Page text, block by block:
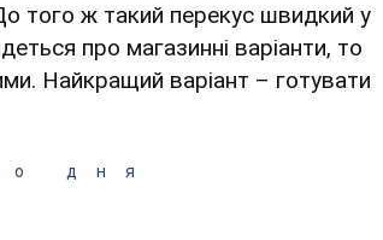
того ж такий перекус швидкий у
про магазинні варіанти, то
Найкращий варіант – готувати
дня